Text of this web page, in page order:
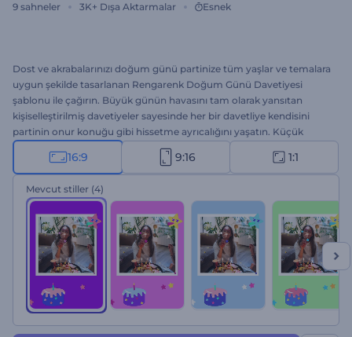
9 sahneler 3K+ Dışa Aktarmalar Esnek
Dost ve akrabalarınızı doğum günü partinize tüm yaşlar ve temalara
uygun şekilde tasarlanan Rengarenk Doğum Günü Davetiyesi
şablonu ile çağırın. Büyük günün havasını tam olarak yansıtan
kişiselleştirilmiş davetiyeler sayesinde her bir davetliye kendisini
partinin onur konuğu gibi hissetme ayrıcalığını yaşatın. Küçük
toplantılardan büyük kutlamalara kadar her türlü etkinlik için
kullanabilen bu şablon ile parti hakkında fikir verin. Özelleştirmek de
çocuk oyuncağı: favori sahnenizi seçin, yazıları girin, medya
dosyalarını yükleyin ve neşeli bir müzik parçası ile videonuza son
şeklini verin. Şimdi oluşturun ve bu coşkuyu paylaşın!
16:9 9:16 1:1
Mevcut stiller (4)